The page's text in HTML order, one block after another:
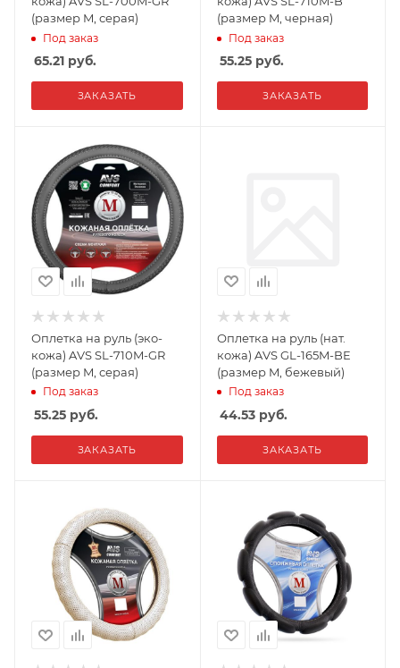
(размер M, серая)
Под заказ
65.21 руб.
ЗАКАЗАТЬ
(размер M, черная)
Под заказ
55.25руб.
ЗАКАЗАТЬ
Оплетка на руль (эко-
кожа) AVS SL-710M-GR
(размер M, серая)
Под заказ
55.25 руб.
ЗАКАЗАТЬ
Оплетка на руль (нат.
кожа) AVS GL-165M-BE
(размер M, бежевый)
Под заказ
44.53руб.
ЗАКАЗАТЬ